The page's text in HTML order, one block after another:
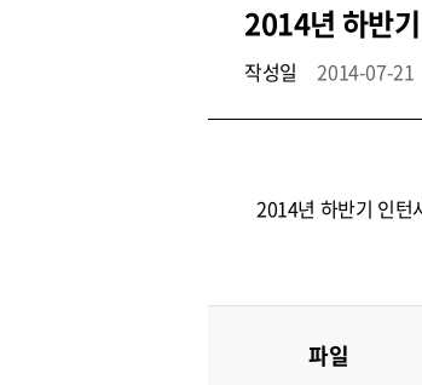
2014년 하반
작성일 2014-07-21
2014년 하반기 인턴
파일